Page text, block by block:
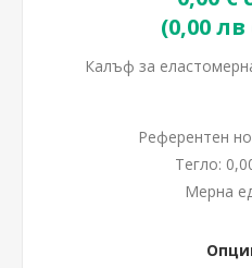
(0,00
Калъф за
Референтен
Тегло:
Мерна